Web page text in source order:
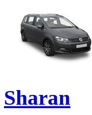
Sharan